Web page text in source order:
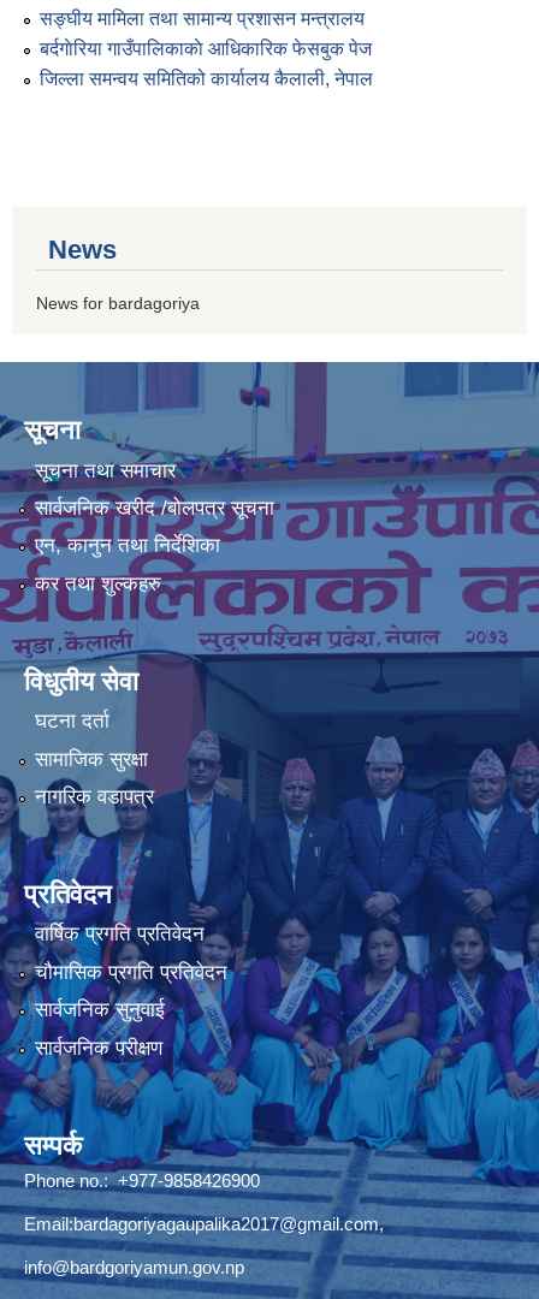
सङ्घीय मामिला तथा सामान्य प्रशासन मन्त्रालय
बर्दगाेरिया गाउँपालिकाकाे आधिकारिक फेसबुक पेज
जिल्ला समन्वय समितिको कार्यालय कैलाली, नेपाल
News
News for bardagoriya
सूचना
सूचना तथा समाचार
सार्वजनिक खरीद /बोलपत्र सूचना
एन, कानुन तथा निर्देशिका
कर तथा शुल्कहरु
विधुतीय सेवा
घटना दर्ता
सामाजिक सुरक्षा
नागरिक वडापत्र
प्रतिवेदन
वार्षिक प्रगति प्रतिवेदन
चौमासिक प्रगति प्रतिवेदन
सार्वजनिक सुनुवाई
सार्वजनिक परीक्षण
सम्पर्क
Phone no.: +977-9858426900
Email:bardagoriyagaupalika2017@gmail.com,
info@bardgoriyamun.gov.np